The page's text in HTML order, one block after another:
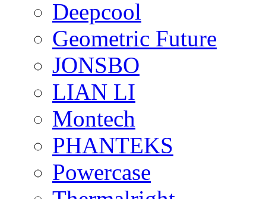
Deepcool
Geometric Future
JONSBO
LIAN LI
Montech
PHANTEKS
Powercase